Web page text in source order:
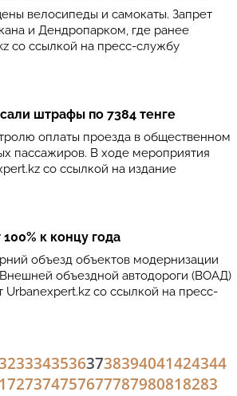
велосипеды и самокаты. Запрет
и Дендропарком, где ранее
со ссылкой на пресс-службу
штрафы по 7384 тенге
оплаты проезда в общественном
пассажиров. В ходе мероприятия
со ссылкой на издание
к концу года
объезд объектов модернизации
объездной автодороги (ВОАД)
Urbanexpert.kz со ссылкой на пресс-
333435363738394041424344
727374757677787980818283